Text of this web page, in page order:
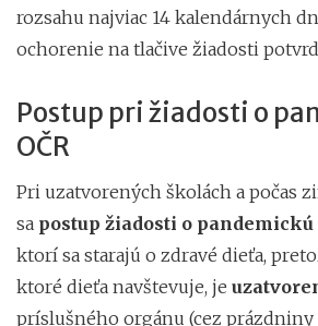
rozsahu najviac 14 kalendárnych
ochorenie na tlačive žiadosti
Postup pri žiadosti o
OČR
Pri uzatvorených školách a počas
sa postup žiadosti o pandemickú
ktorí sa starajú o zdravé dieťa,
ktoré dieťa navštevuje, je
príslušného orgánu (cez